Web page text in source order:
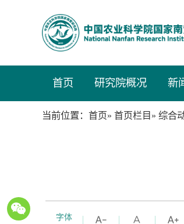
首页 研究院概况 新
当前位置： 首页» 首页栏目 » 综合
字体